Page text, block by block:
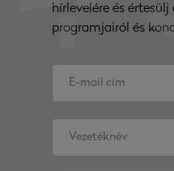
hírlevelére és
programjairól és